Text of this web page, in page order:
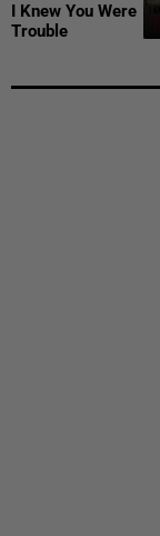
I Knew You Were
Trouble